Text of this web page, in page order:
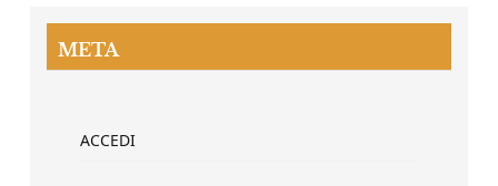
META
ACCEDI